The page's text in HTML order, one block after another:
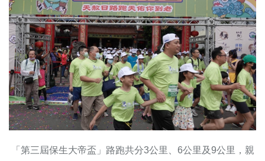
「第三屆保生大帝盃」路跑共分3公里、6公里及9公里，親